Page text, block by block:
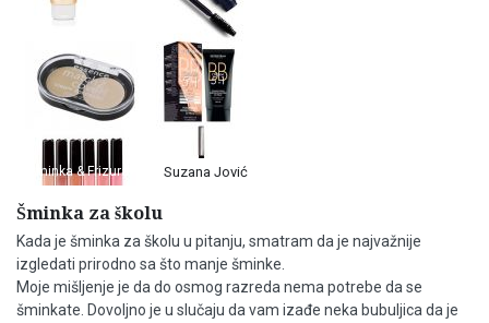
Šminka & Frizura Suzana Jović
Šminka za školu
Kada je šminka za školu u pitanju, smatram da je najvažnije
izgledati prirodno sa što manje šminke.
Moje mišljenje je da do osmog razreda nema potrebe da se
šminkate. Dovoljno je u slučaju da vam izađe neka bubuljica da je